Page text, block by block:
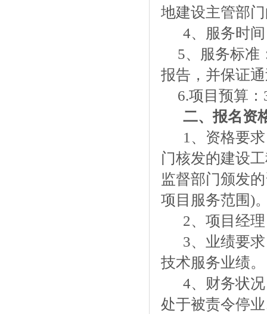
地建设主管部
4、
服务时间
5、
服务标准
报告，并保证
6.项目预算
二、报名资
1、资格要
门核发的建设
监督部门颁发
项目服务范围)
2、项目经
3、 业绩要
技术服务业绩
4、 财务状
处于被责令停